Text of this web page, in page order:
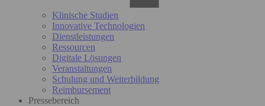
Klinische Studien
Innovative Technologien
Dienstleistungen
Ressourcen
Digitale Lösungen
Veranstaltungen
Schulung und Weiterbildung
Reimbursement
Pressebereich